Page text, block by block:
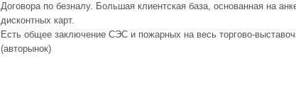
Договора по безналу. Большая клиентская база, основанная на
дисконтных карт.
Есть общее заключение СЭС и пожарных на весь торгово-
(авторынок)